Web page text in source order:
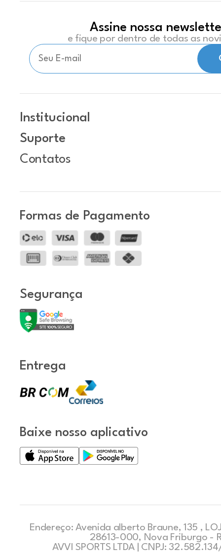
Assine nossa
e fique por dentro de todas as
Institucional
Suporte
Contatos
Formas de Pagamento
Segurança
Entrega
Baixe nosso aplicativo
Endereço: Avenida alberto Braune, 135 ,
28613-000, Nova Friburgo -
AVVI SPORTS LTDA | CNPJ: